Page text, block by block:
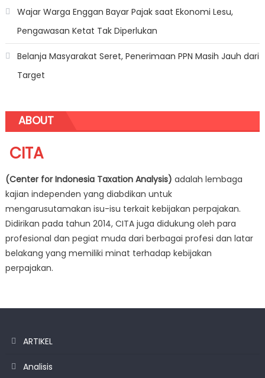
Wajar Warga Enggan Bayar Pajak saat Ekonomi Lesu,
Pengawasan Ketat Tak Diperlukan
Belanja Masyarakat Seret, Penerimaan PPN Masih Jauh dari
Target
ABOUT
CITA
(Center for Indonesia Taxation Analysis) adalah lembaga
kajian independen yang diabdikan untuk
mengarusutamakan isu-isu terkait kebijakan perpajakan.
Didirikan pada tahun 2014, CITA juga didukung oleh para
profesional dan pegiat muda dari berbagai profesi dan latar
belakang yang memiliki minat terhadap kebijakan
perpajakan.
ARTIKEL
Analisis